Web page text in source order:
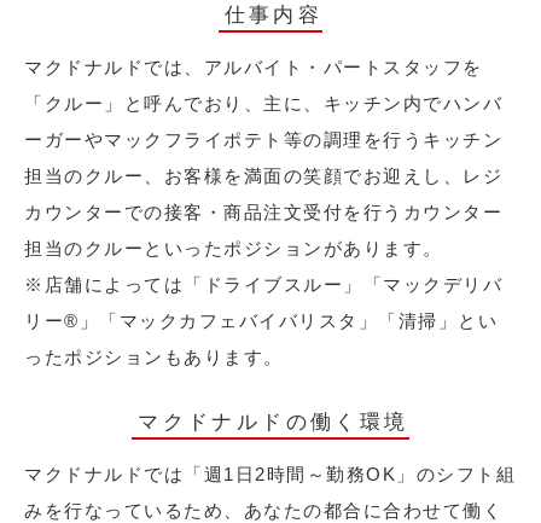
仕事内容
マクドナルドでは、アルバイト・パートスタッフを
「クルー」と呼んでおり、主に、キッチン内でハンバ
ーガーやマックフライポテト等の調理を行うキッチン
担当のクルー、お客様を満面の笑顔でお迎えし、レジ
カウンターでの接客・商品注文受付を行うカウンター
担当のクルーといったポジションがあります。
※店舗によっては「ドライブスルー」「マックデリバ
リー®︎」「マックカフェバイバリスタ」「清掃」とい
ったポジションもあります。
マクドナルドの働く環境
マクドナルドでは「週1日2時間～勤務OK」のシフト組
みを行なっているため、あなたの都合に合わせて働く